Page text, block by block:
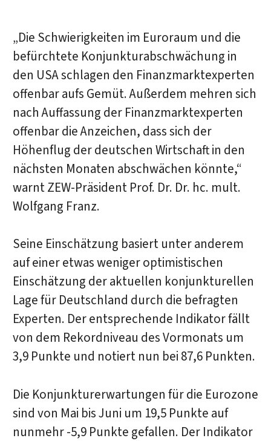
„Die Schwierigkeiten im Euroraum und die
befürchtete Konjunkturabschwächung in
den USA schlagen den Finanzmarktexperten
offenbar aufs Gemüt. Außerdem mehren sich
nach Auffassung der Finanzmarktexperten
offenbar die Anzeichen, dass sich der
Höhenflug der deutschen Wirtschaft in den
nächsten Monaten abschwächen könnte,“
warnt ZEW-Präsident Prof. Dr. Dr. hc. mult.
Wolfgang Franz.
Seine Einschätzung basiert unter anderem
auf einer etwas weniger optimistischen
Einschätzung der aktuellen konjunkturellen
Lage für Deutschland durch die befragten
Experten. Der entsprechende Indikator fällt
von dem Rekordniveau des Vormonats um
3,9 Punkte und notiert nun bei 87,6 Punkten.
Die Konjunkturerwartungen für die Eurozone
sind von Mai bis Juni um 19,5 Punkte auf
nunmehr -5,9 Punkte gefallen. Der Indikator